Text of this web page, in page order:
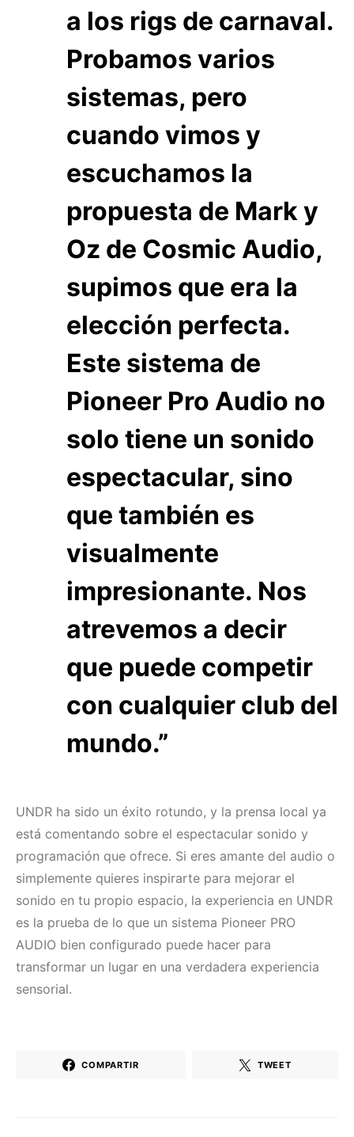
a los rigs de carnaval.
Probamos varios
sistemas, pero
cuando vimos y
escuchamos la
propuesta de Mark y
Oz de Cosmic Audio,
supimos que era la
elección perfecta.
Este sistema de
Pioneer Pro Audio no
solo tiene un sonido
espectacular, sino
que también es
visualmente
impresionante. Nos
atrevemos a decir
que puede competir
con cualquier club del
mundo.”
UNDR ha sido un éxito rotundo, y la prensa local ya
está comentando sobre el espectacular sonido y
programación que ofrece. Si eres amante del audio o
simplemente quieres inspirarte para mejorar el
sonido en tu propio espacio, la experiencia en UNDR
es la prueba de lo que un sistema Pioneer PRO
AUDIO bien configurado puede hacer para
transformar un lugar en una verdadera experiencia
sensorial.
COMPARTIR TWEET